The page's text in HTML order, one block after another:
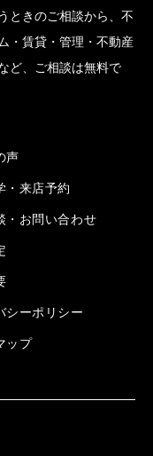
ときのご相談から、不
・賃貸・管理・不動産
ど、ご相談は無料で
声
・来店予約
・お問い合わせ
シーポリシー
ップ